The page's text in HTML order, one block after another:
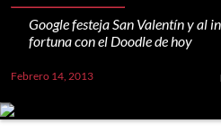
Google festeja San Valentín y al
fortuna con el Doodle de hoy
Febrero 14, 2013